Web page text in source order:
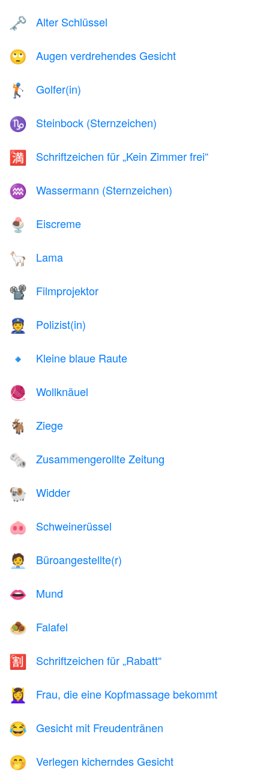
🗝️ Alter Schlüssel
🙄 Augen verdrehendes Gesicht
🏌️ Golfer(in)
♑ Steinbock (Sternzeichen)
🈵 Schriftzeichen für „Kein Zimmer frei“
♒ Wassermann (Sternzeichen)
🍨 Eiscreme
🦙 Lama
📽️ Filmprojektor
👮 Polizist(in)
🔹 Kleine blaue Raute
🧶 Wollknäuel
🐐 Ziege
🗞️ Zusammengerollte Zeitung
🐏 Widder
🐽 Schweinerüssel
🧑‍💼 Büroangestellte(r)
👄 Mund
🧆 Falafel
🈹 Schriftzeichen für „Rabatt“
💆‍♀️ Frau, die eine Kopfmassage bekommt
😂 Gesicht mit Freudentränen
🤭 Verlegen kicherndes Gesicht